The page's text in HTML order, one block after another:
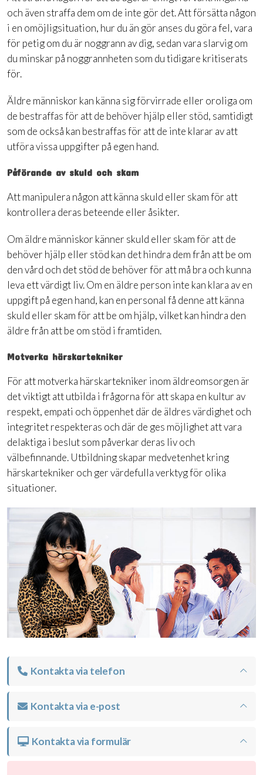
och även straffa dem om de inte gör det. Att försätta någon
i en omöjligsituation, hur du än gör anses du göra fel, vara
för petig om du är noggrann av dig, sedan vara slarvig om
du minskar på noggrannheten som du tidigare kritiserats
för.
Äldre människor kan känna sig förvirrade eller oroliga om
de bestraffas för att de behöver hjälp eller stöd, samtidigt
som de också kan bestraffas för att de inte klarar av att
utföra vissa uppgifter på egen hand.
Påförande av skuld och skam
Att manipulera någon att känna skuld eller skam för att
kontrollera deras beteende eller åsikter.
Om äldre människor känner skuld eller skam för att de
behöver hjälp eller stöd kan det hindra dem från att be om
den vård och det stöd de behöver för att må bra och kunna
leva ett värdigt liv. Om en äldre person inte kan klara av en
uppgift på egen hand, kan en personal få denne att känna
skuld eller skam för att be om hjälp, vilket kan hindra den
äldre från att be om stöd i framtiden.
Motverka härskartekniker
För att motverka härskartekniker inom äldreomsorgen är
det viktigt att utbilda i frågorna för att skapa en kultur av
respekt, empati och öppenhet där de äldres värdighet och
integritet respekteras och där de ges möjlighet att vara
delaktiga i beslut som påverkar deras liv och
välbefinnande. Utbildning skapar medvetenhet kring
härskartekniker och ger värdefulla verktyg för olika
situationer.
Kontakta via telefon
Kontakta via e-post
Kontakta via formulär